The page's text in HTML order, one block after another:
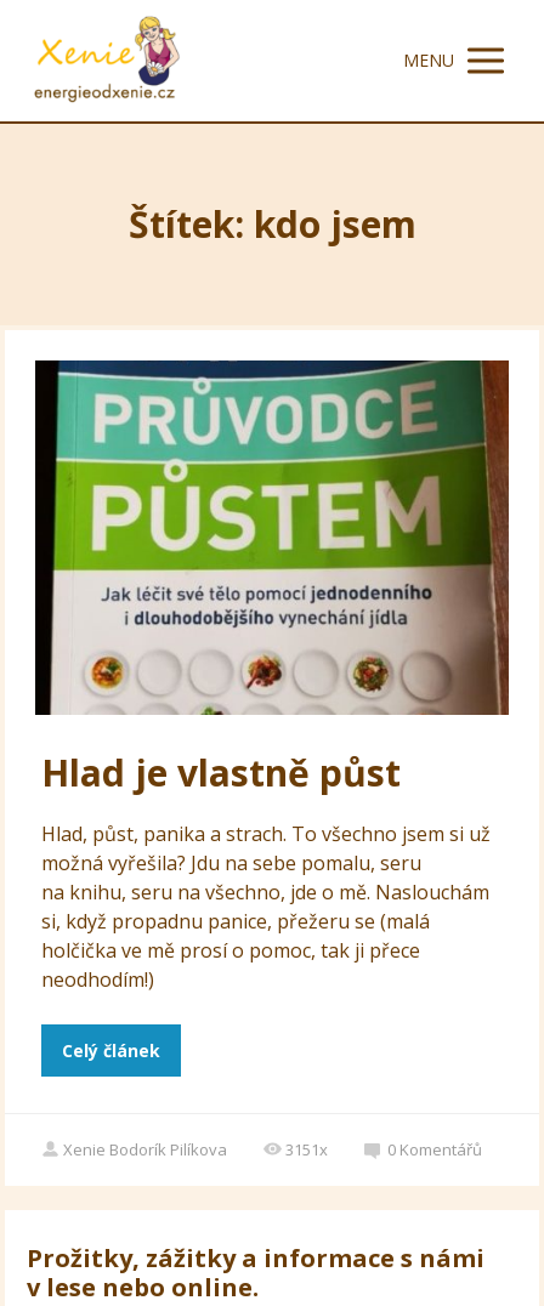
MENU
Štítek: kdo jsem
Hlad je vlastně půst
Hlad, půst, panika a strach. To všechno jsem si už
možná vyřešila? Jdu na sebe pomalu, seru
na knihu, seru na všechno, jde o mě. Naslouchám
si, když propadnu panice, přežeru se (malá
holčička ve mě prosí o pomoc, tak ji přece
neodhodím!)
Celý článek
Xenie Bodorík Pilíkova 3151x 0 Komentářů
Prožitky, zážitky a informace s námi
v lese nebo online.